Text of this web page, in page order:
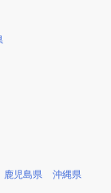
鹿児島県 沖縄県